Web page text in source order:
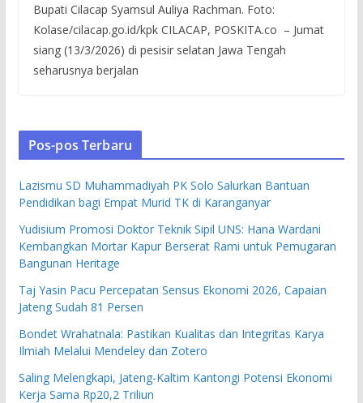
Bupati Cilacap Syamsul Auliya Rachman. Foto:
Kolase/cilacap.go.id/kpk CILACAP, POSKITA.co – Jumat
siang (13/3/2026) di pesisir selatan Jawa Tengah
seharusnya berjalan
Pos-pos Terbaru
Lazismu SD Muhammadiyah PK Solo Salurkan Bantuan
Pendidikan bagi Empat Murid TK di Karanganyar
Yudisium Promosi Doktor Teknik Sipil UNS: Hana Wardani
Kembangkan Mortar Kapur Berserat Rami untuk Pemugaran
Bangunan Heritage
Taj Yasin Pacu Percepatan Sensus Ekonomi 2026, Capaian
Jateng Sudah 81 Persen
Bondet Wrahatnala: Pastikan Kualitas dan Integritas Karya
Ilmiah Melalui Mendeley dan Zotero
Saling Melengkapi, Jateng-Kaltim Kantongi Potensi Ekonomi
Kerja Sama Rp20,2 Triliun